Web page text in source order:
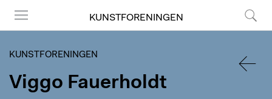
KUNSTFORENINGEN
KUNSTFORENINGEN
Viggo Fauerholdt